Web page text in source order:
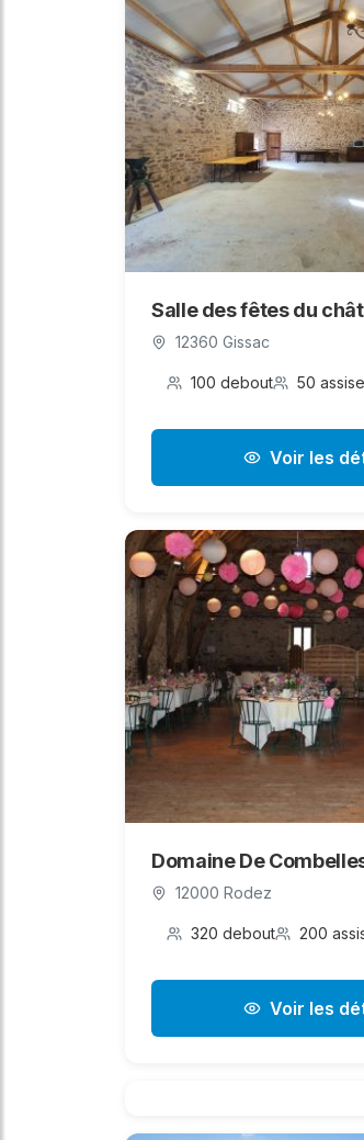
12360 Gissac
100 debout 50
Voir les
Domaine De
12000 Rodez
320 debout 200
Voir les